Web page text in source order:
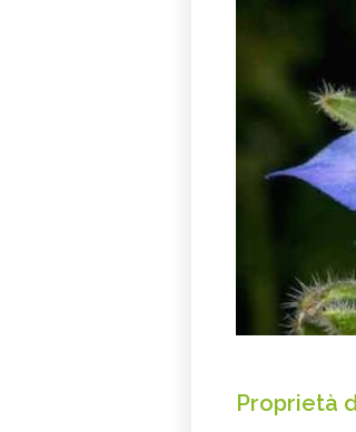
Proprietà